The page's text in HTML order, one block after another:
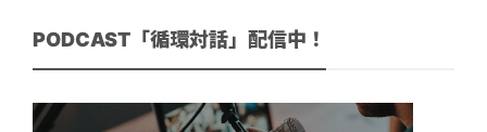
PODCAST「循環対話」配信中！